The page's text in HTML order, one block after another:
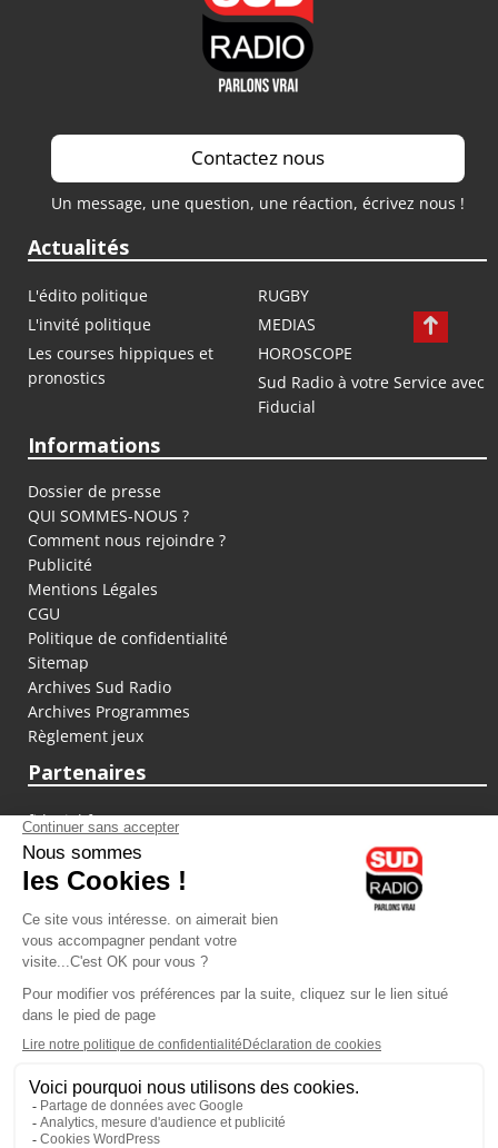
Contactez nous
Un message, une question, une réaction, écrivez nous !
Actualités
L'édito politique
RUGBY
L'invité politique
MEDIAS
Les courses hippiques et
pronostics
HOROSCOPE
Sud Radio à votre Service avec
Fiducial
Informations
Dossier de presse
QUI SOMMES-NOUS ?
Comment nous rejoindre ?
Publicité
Mentions Légales
CGU
Politique de confidentialité
Sitemap
Archives Sud Radio
Archives Programmes
Règlement jeux
Partenaires
fiducial.fr
lyoncapitale.fr
olympique-et-lyonnais.com
L'application Iphone / Android
Téléchargez l'application
Les cookies
Gestion des cookies
Crédit photos : ©Sud Radio / Pierre Olivier